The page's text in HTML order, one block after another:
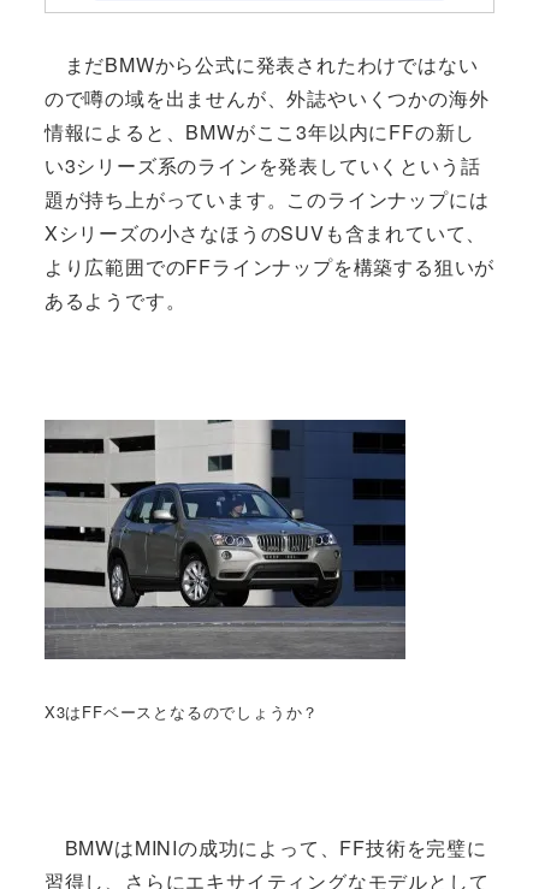
まだBMWから公式に発表されたわけではない
ので噂の域を出ませんが、外誌やいくつかの海外
情報によると、BMWがここ3年以内にFFの新し
い3シリーズ系のラインを発表していくという話
題が持ち上がっています。このラインナップには
Xシリーズの小さなほうのSUVも含まれていて、
より広範囲でのFFラインナップを構築する狙いが
あるようです。
X3はFFベースとなるのでしょうか？
BMWはMINIの成功によって、FF技術を完璧に
習得し、さらにエキサイティングなモデルとして